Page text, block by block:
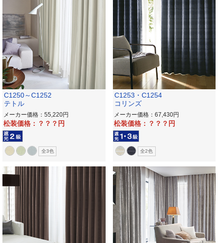
C1250～C1252
テトル
メーカー価格：55,220
松装価格：？？？
全3色
C1253・C1254
コリンズ
メーカー価格：67,430
松装価格：？？？
全2色